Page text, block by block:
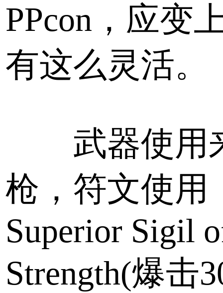
PPcon，应变
有这么灵活。
武器使用
枪，符文使用
Superior Sigil
Strength(爆击